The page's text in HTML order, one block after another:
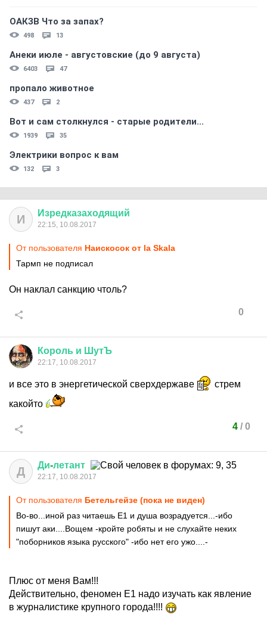
ОАКЗВ Что за запах?
498 13
Анеки июле - августовские (до 9 августа)
6403 47
пропало животное
437 2
Вот и сам столкнулся - старые родители...
1939 35
Электрики вопрос к вам
132 3
И Изредказаходящий
22:15, 10.08.2017
От пользователя Наискосок от la Skala
Тармп не подписал
Он наклал санкцию чтоль?
0
Король и ШутЪ
22:17, 10.08.2017
и все это в энергетической сверхдержаве
стрем
какойто
4/ 0
Д Ди-летант
22:17, 10.08.2017
От пользователя Бетельгейзе (пока не виден)
Во-во...иной раз читаешь Е1 и душа возрадуется...-ибо
пишут аки....Вощем -кройте робяты и не слухайте неких
"поборников языка русского" -ибо нет его ужо....-
Плюс от меня Вам!!!
Действительно, феномен Е1 надо изучать как явление
в журналистике крупного города!!!!